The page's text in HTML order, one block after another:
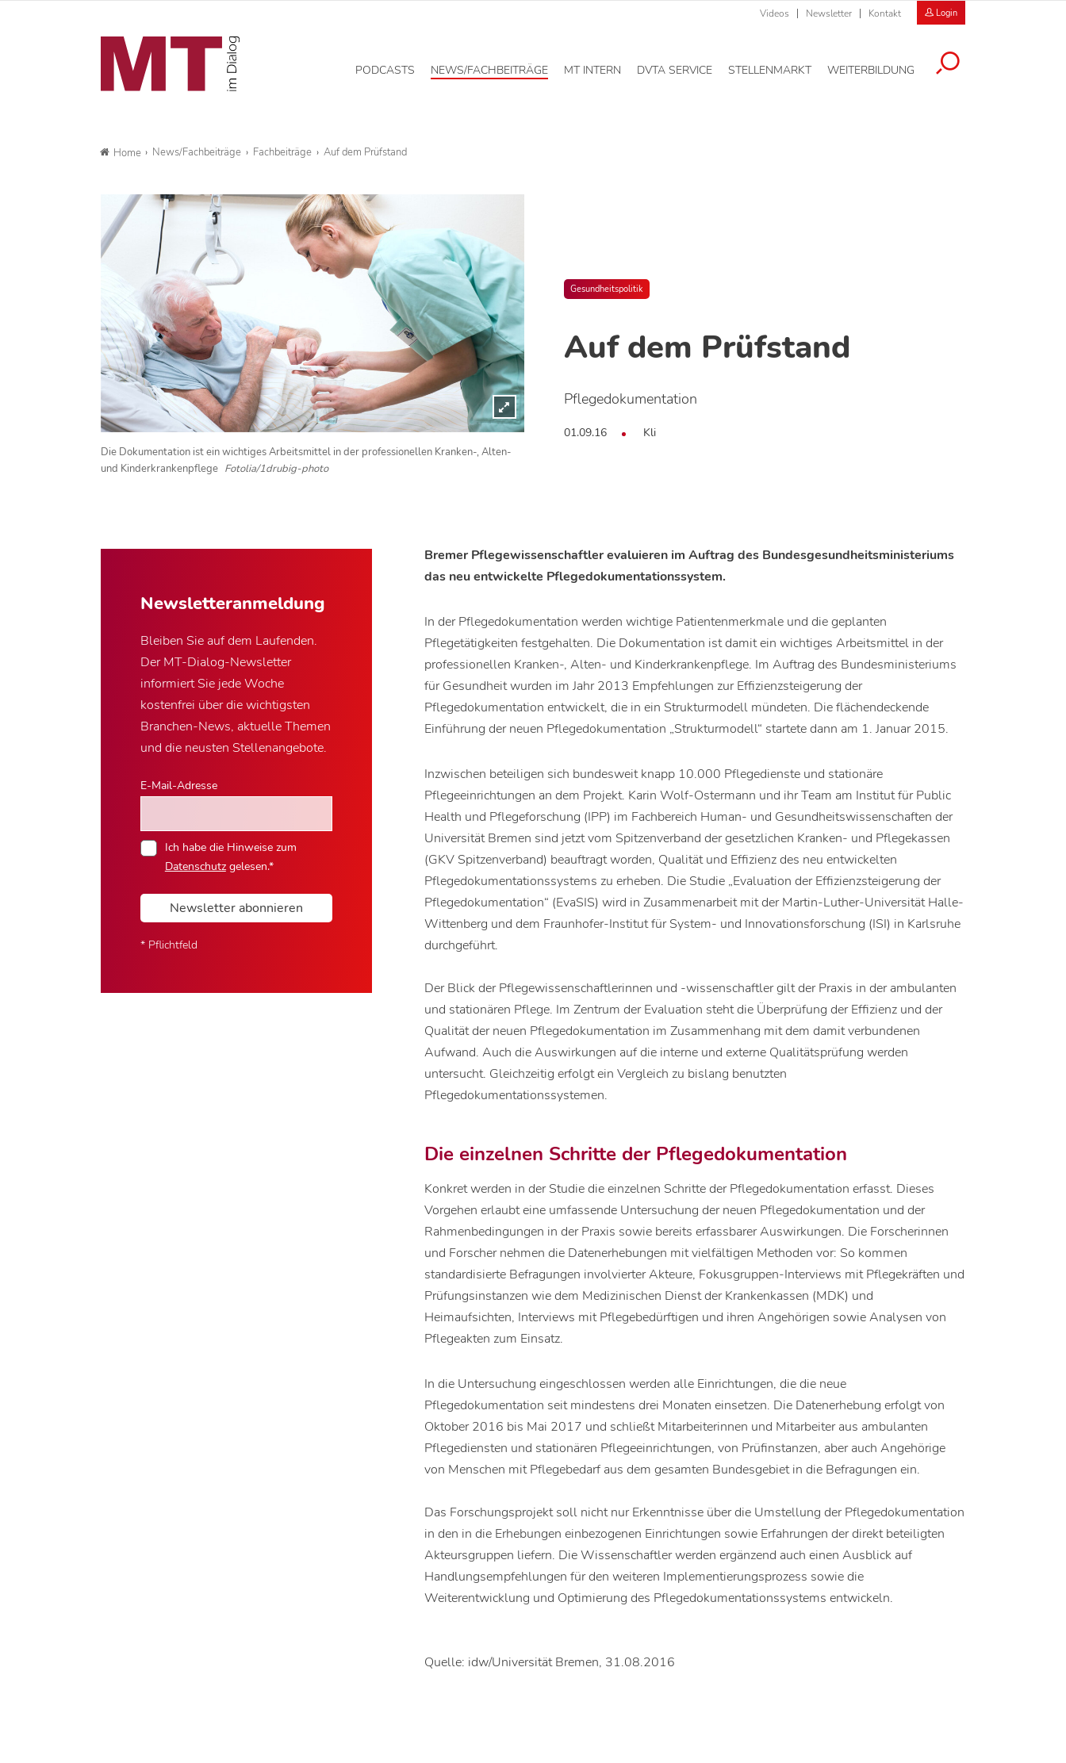
Videos Newsletter Kontakt Login
PODCASTS NEWS/FACHBEITRÄGE MT INTERN DVTA SERVICE STELLENMARKT WEITERBILDUNG
Home News/Fachbeiträge Fachbeiträge Auf dem Prüfstand
Gesundheitspolitik
Auf dem Prüfstand
Pflegedokumentation
01.09.16 Kli
Die Dokumentation ist ein wichtiges Arbeitsmittel in der professionellen Kranken-, Alten-
und Kinderkrankenpflege Fotolia/1drubig-photo
Newsletter­anmeldung
Bleiben Sie auf dem Laufenden.
Der MT-Dialog-Newsletter
informiert Sie jede Woche
kostenfrei über die wichtigsten
Branchen-News, aktuelle Themen
und die neusten Stellenangebote.
E-Mail-Adresse
Ich habe die Hinweise zum
Datenschutzgelesen.*
Newsletter abonnieren
* Pflichtfeld
Bremer Pflegewissenschaftler evaluieren im Auftrag des Bundesgesundheitsministeriums
das neu entwickelte Pflegedokumentationssystem.
In der Pflegedokumentation werden wichtige Patientenmerkmale und die geplanten
Pflegetätigkeiten festgehalten. Die Dokumentation ist damit ein wichtiges Arbeitsmittel in der
professionellen Kranken-, Alten- und Kinderkrankenpflege. Im Auftrag des Bundesministeriums
für Gesundheit wurden im Jahr 2013 Empfehlungen zur Effizienzsteigerung der
Pflegedokumentation entwickelt, die in ein Strukturmodell mündeten. Die flächendeckende
Einführung der neuen Pflegedokumentation „Strukturmodell“ startete dann am 1. Januar 2015.
Inzwischen beteiligen sich bundesweit knapp 10.000 Pflegedienste und stationäre
Pflegeeinrichtungen an dem Projekt. Karin Wolf-Ostermann und ihr Team am Institut für Public
Health und Pflegeforschung (IPP) im Fachbereich Human- und Gesundheitswissenschaften der
Universität Bremen sind jetzt vom Spitzenverband der gesetzlichen Kranken- und Pflegekassen
(GKV Spitzenverband) beauftragt worden, Qualität und Effizienz des neu entwickelten
Pflegedokumentationssystems zu erheben. Die Studie „Evaluation der Effizienzsteigerung der
Pflegedokumentation“ (EvaSIS) wird in Zusammenarbeit mit der Martin-Luther-Universität Halle-
Wittenberg und dem Fraunhofer-Institut für System- und Innovationsforschung (ISI) in Karlsruhe
durchgeführt.
Der Blick der Pflegewissenschaftlerinnen und -wissenschaftler gilt der Praxis in der ambulanten
und stationären Pflege. Im Zentrum der Evaluation steht die Überprüfung der Effizienz und der
Qualität der neuen Pflegedokumentation im Zusammenhang mit dem damit verbundenen
Aufwand. Auch die Auswirkungen auf die interne und externe Qualitätsprüfung werden
untersucht. Gleichzeitig erfolgt ein Vergleich zu bislang benutzten
Pflegedokumentationssystemen.
Die einzelnen Schritte der Pflegedokumentation
Konkret werden in der Studie die einzelnen Schritte der Pflegedokumentation erfasst. Dieses
Vorgehen erlaubt eine umfassende Untersuchung der neuen Pflegedokumentation und der
Rahmenbedingungen in der Praxis sowie bereits erfassbarer Auswirkungen. Die Forscherinnen
und Forscher nehmen die Datenerhebungen mit vielfältigen Methoden vor: So kommen
standardisierte Befragungen involvierter Akteure, Fokusgruppen-Interviews mit Pflegekräften und
Prüfungsinstanzen wie dem Medizinischen Dienst der Krankenkassen (MDK) und
Heimaufsichten, Interviews mit Pflegebedürftigen und ihren Angehörigen sowie Analysen von
Pflegeakten zum Einsatz.
In die Untersuchung eingeschlossen werden alle Einrichtungen, die die neue
Pflegedokumentation seit mindestens drei Monaten einsetzen. Die Datenerhebung erfolgt von
Oktober 2016 bis Mai 2017 und schließt Mitarbeiterinnen und Mitarbeiter aus ambulanten
Pflegediensten und stationären Pflegeeinrichtungen, von Prüfinstanzen, aber auch Angehörige
von Menschen mit Pflegebedarf aus dem gesamten Bundesgebiet in die Befragungen ein.
Das Forschungsprojekt soll nicht nur Erkenntnisse über die Umstellung der Pflegedokumentation
in den in die Erhebungen einbezogenen Einrichtungen sowie Erfahrungen der direkt beteiligten
Akteursgruppen liefern. Die Wissenschaftler werden ergänzend auch einen Ausblick auf
Handlungsempfehlungen für den weiteren Implementierungsprozess sowie die
Weiterentwicklung und Optimierung des Pflegedokumentationssystems entwickeln.
Quelle: idw/Universität Bremen, 31.08.2016